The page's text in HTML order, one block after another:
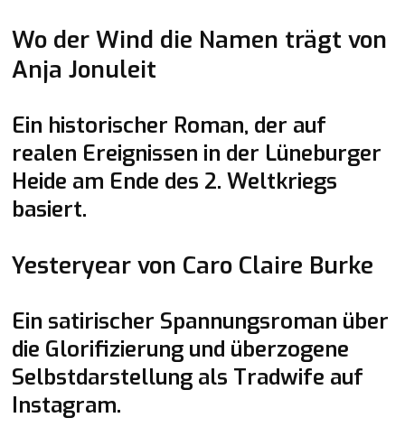
Wo der Wind die Namen trägt von
Anja Jonuleit
Ein historischer Roman, der auf
realen Ereignissen in der Lüneburger
Heide am Ende des 2. Weltkriegs
basiert.
Yesteryear von Caro Claire Burke
Ein satirischer Spannungsroman über
die Glorifizierung und überzogene
Selbstdarstellung als Tradwife auf
Instagram.